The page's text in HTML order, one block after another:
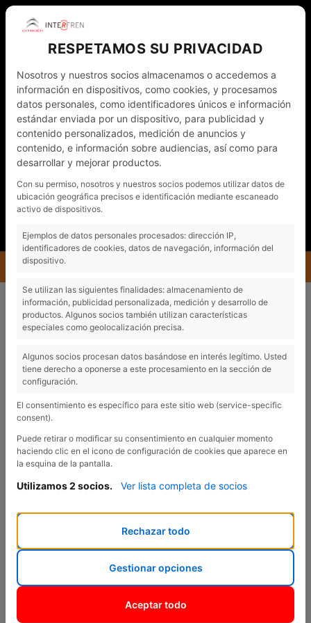
WHATSAPP
NOTÍCIES CONTACTO - CITA PRÈVIA
EL MEU COMPTE
MENÚ
INTERFREN NOTÍCIES NOU CITROËN C3: MÉS PERSONALITAT I MÉS CONFORT
NOU CITROËN C3: MÉS
Previous
Arriba la quarta generació delbest-sellerde la marca: el nou
Citroën C3. Actualment, aquest model es troba en el Top 5
europeu del segment B i, amb aquesta nova edició, Citroën ha
RESPETAMOS SU PRIVACIDAD
Nosotros y nuestros socios almacenamos o accedemos a
información en dispositivos, como cookies, y procesamos
datos personales, como identificadores únicos e información
estándar enviada por un dispositivo, para publicidad y
contenido personalizados, medición de anuncios y
contenido, e información sobre audiencias, así como para
desarrollar y mejorar productos.
Con su permiso, nosotros y nuestros socios podemos utilizar datos de
ubicación geográfica precisos e identificación mediante escaneado
activo de dispositivos.
Ejemplos de datos personales procesados: dirección IP,
identificadores de cookies, datos de navegación, información del
dispositivo.
Se utilizan las siguientes finalidades: almacenamiento de
información, publicidad personalizada, medición y desarrollo de
productos. Algunos socios también utilizan características
especiales como geolocalización precisa.
Algunos socios procesan datos basándose en interés legítimo. Usted
tiene derecho a oponerse a este procesamiento en la sección de
configuración.
El consentimiento es específico para este sitio web (service-specific
consent).
Puede retirar o modificar su consentimiento en cualquier momento
haciendo clic en el icono de configuración de cookies que aparece en
la esquina de la pantalla.
Utilizamos 2 socios. Ver lista completa de socios
Rechazar todo
Gestionar opciones
Aceptar todo